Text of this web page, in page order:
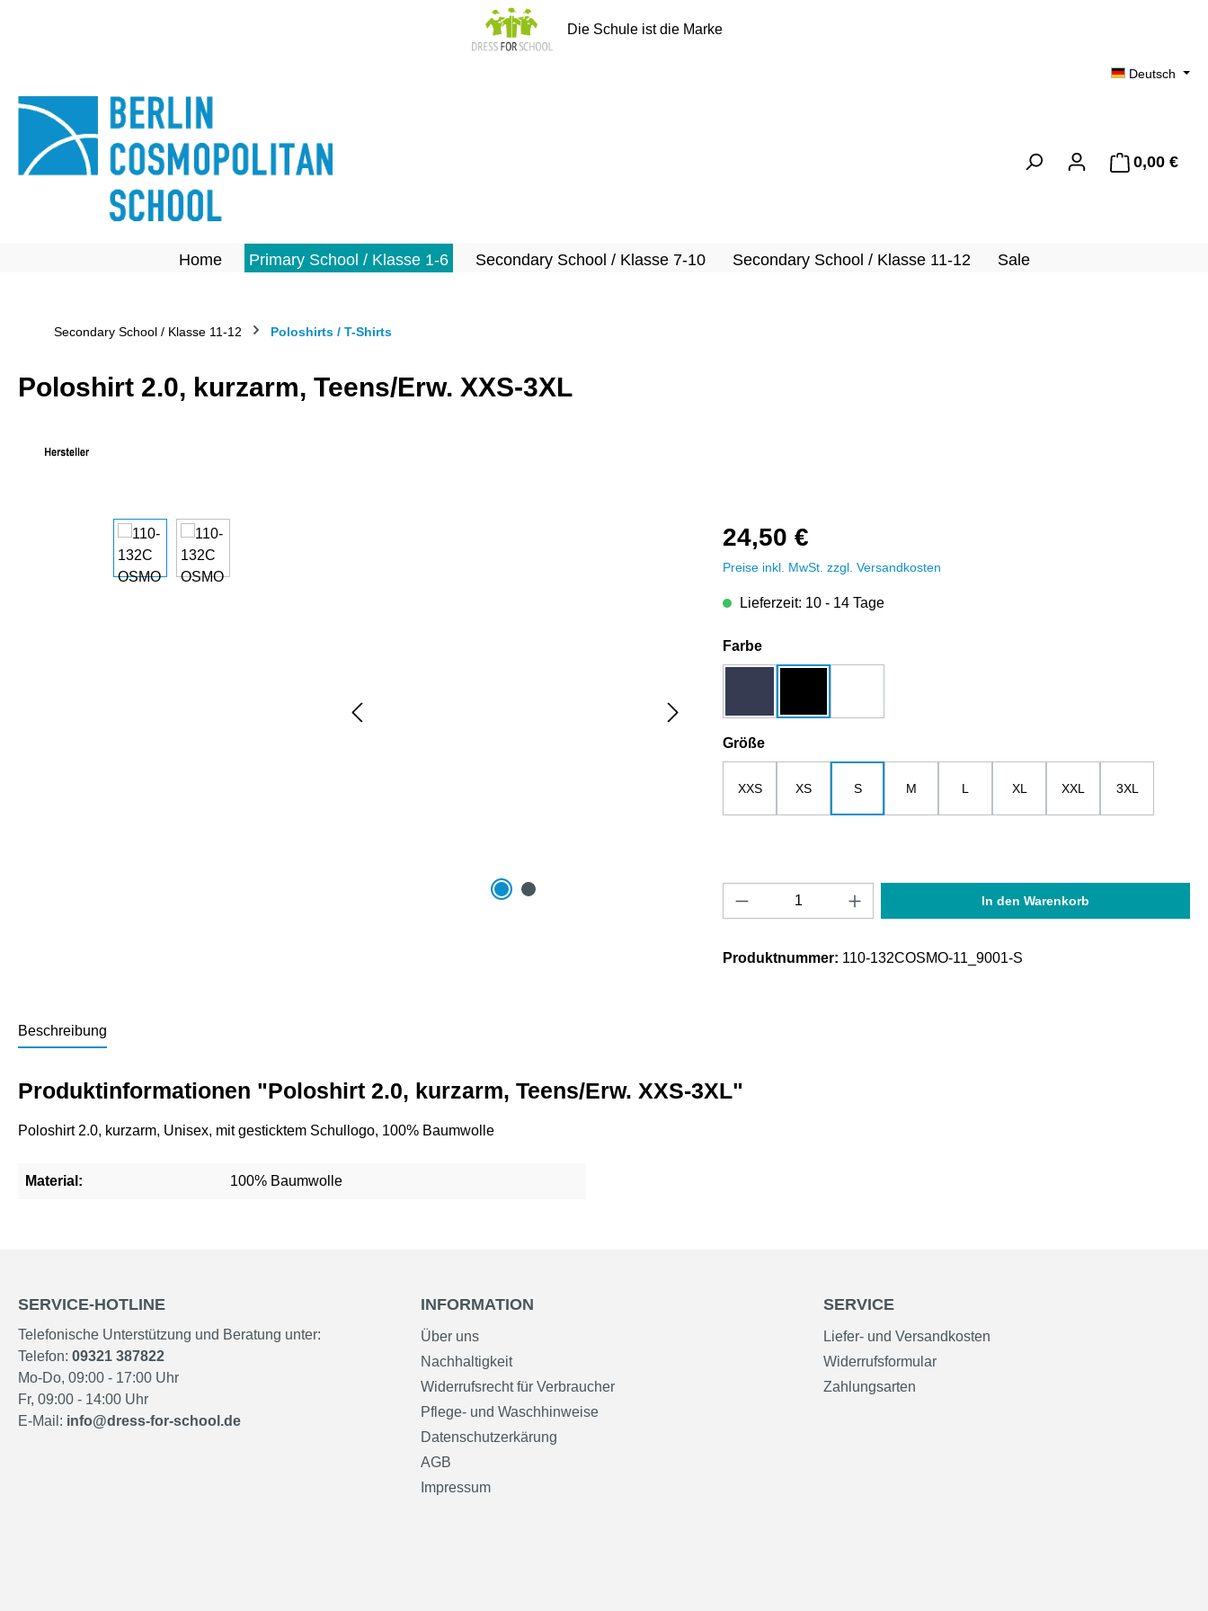
Die Schule ist die Marke
Deutsch
0,00 €
Home Primary School / Klasse 1-6 Secondary School / Klasse 7-10 Secondary School / Klasse 11-12 Sale
Secondary School / Klasse 11-12 Poloshirts / T-Shirts
Poloshirt 2.0, kurzarm, Teens/Erw. XXS-3XL
Bildergalerie überspringen 24,50 €
Preise inkl. MwSt. zzgl. Versandkosten
Lieferzeit: 10 - 14 Tage
Farbeauswählen
Größeauswählen
XXS XS S M L XL XXL 3XL
Produkt Anzahl: Gib den gewünschten Wert ein
In den Warenkorb
Produktnummer: 110-132COSMO-11_9001-S
Beschreibung
Produktinformationen "Poloshirt 2.0, kurzarm, Teens/Erw. XXS-3XL"
Poloshirt 2.0, kurzarm, Unisex, mit gesticktem Schullogo, 100% Baumwolle
Material: 100% Baumwolle
SERVICE-HOTLINE
Telefonische Unterstützung und Beratung unter:
Telefon: 09321 387822
Mo-Do, 09:00 - 17:00 Uhr
Fr, 09:00 - 14:00 Uhr
E-Mail: info@dress-for-school.de
INFORMATION
Über uns
Nachhaltigkeit
Widerrufsrecht für Verbraucher
Pflege- und Waschhinweise
Datenschutzerkärung
AGB
Impressum
SERVICE
Liefer- und Versandkosten
Widerrufsformular
Zahlungsarten